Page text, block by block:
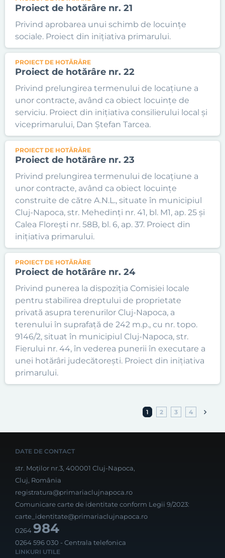
Proiect de hotărâre nr. 21
Privind aprobarea unui schimb de locuințe
sociale. Proiect din inițiativa primarului.
PROIECT DE HOTĂRÂRE
Proiect de hotărâre nr. 22
Privind prelungirea termenului de locațiune a
unor contracte, având ca obiect locuințe de
serviciu. Proiect din inițiativa consilierului local și
viceprimarului, Dan Ștefan Tarcea.
PROIECT DE HOTĂRÂRE
Proiect de hotărâre nr. 23
Privind prelungirea termenului de locațiune a
unor contracte, având ca obiect locuințe
construite de către A.N.L., situate în municipiul
Cluj-Napoca, str. Mehedinți nr. 41, bl. M1, ap. 25 și
Calea Florești nr. 58B, bl. 6, ap. 37. Proiect din
inițiativa primarului.
PROIECT DE HOTĂRÂRE
Proiect de hotărâre nr. 24
Privind punerea la dispoziția Comisiei locale
pentru stabilirea dreptului de proprietate
privată asupra terenurilor Cluj-Napoca, a
terenului în suprafață de 242 m.p., cu nr. topo.
9146/2, situat în municipiul Cluj-Napoca, str.
Fierului nr. 44, în vederea punerii în executare a
unei hotărâri judecătorești. Proiect din inițiativa
primarului.
1 2 3 4
DATE DE CONTACT
str. Moților nr.3, 400001 Cluj-Napoca,
Cluj, România
registratura@primariaclujnapoca.ro
Comunicare carte de identitate conform Legii 9/2023:
carte_identitate@primariaclujnapoca.ro
0264984
0264 596 030 - Centrala telefonica
LINKURI UTILE